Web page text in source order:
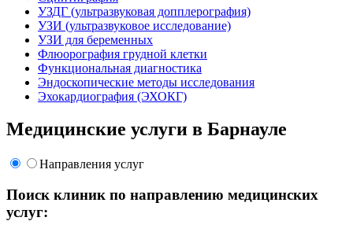
УЗДГ (ультразвуковая допплерография)
УЗИ (ультразвуковое исследование)
УЗИ для беременных
Флюорография грудной клетки
Функциональная диагностика
Эндоскопические методы исследования
Эхокардиография (ЭХОКГ)
Медицинские услуги в Барнауле
Направления услуг
Поиск клиник по направлению медицинских
услуг: